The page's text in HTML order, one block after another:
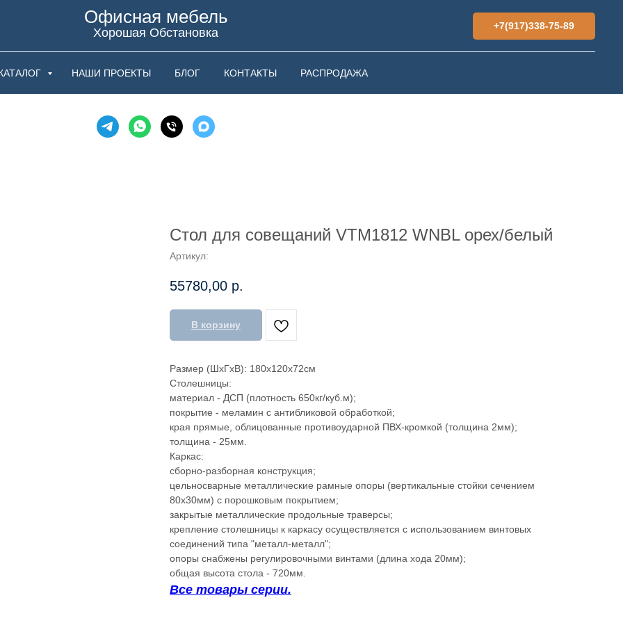
Офисная мебель
Хорошая Обстановка +7(917)338-75-89
НАШИ ПРОЕКТЫ БЛОГ КОНТАКТЫ РАСПРОДАЖА
Стол для совещаний VTM1812 WNBL орех/белый
Артикул:
55780,00 р.
В корзину
Размер (ШхГхВ): 180х120х72см
Столешницы:
материал - ДСП (плотность 650кг/куб.м);
покрытие - меламин с антибликовой обработкой;
края прямые, облицованные противоударной ПВХ-кромкой (толщина 2мм);
толщина - 25мм.
Каркас:
сборно-разборная конструкция;
цельносварные металлические рамные опоры (вертикальные стойки сечением
80х30мм) с порошковым покрытием;
закрытые металлические продольные траверсы;
крепление столешницы к каркасу осуществляется с использованием винтовых
соединений типа "металл-металл";
опоры снабжены регулировочными винтами (длина хода 20мм);
общая высота стола - 720мм.
Все товары серии.